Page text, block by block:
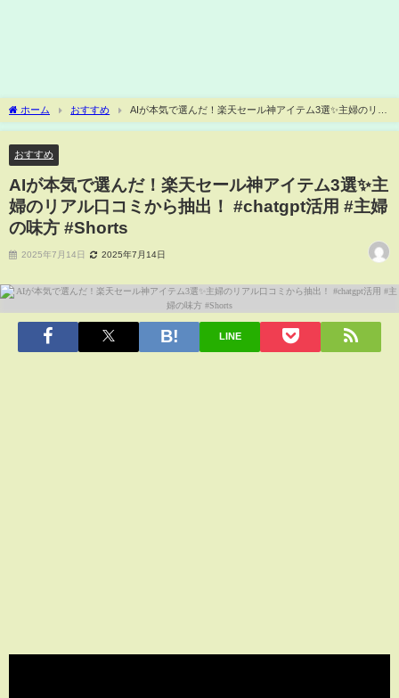
ホーム おすすめ
AIが本気で選んだ！楽天セール神アイテム3選✨主婦のリア
ル口コミから抽出！ #chatgpt活用 #主婦の味方 #Shorts
おすすめ
AIが本気で選んだ！楽天セール神アイテム3選✨主
婦のリアル口コミから抽出！ #chatgpt活用 #主婦
の味方 #Shorts
2025年7月14日 2025年7月14日
LINE